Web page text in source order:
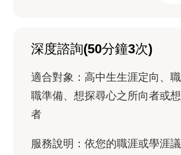
深度諮詢(50分鐘3次)
適合對象：高中生生涯定向、
職準備、想探尋心之所向者或
者
服務說明：依您的職涯或學涯